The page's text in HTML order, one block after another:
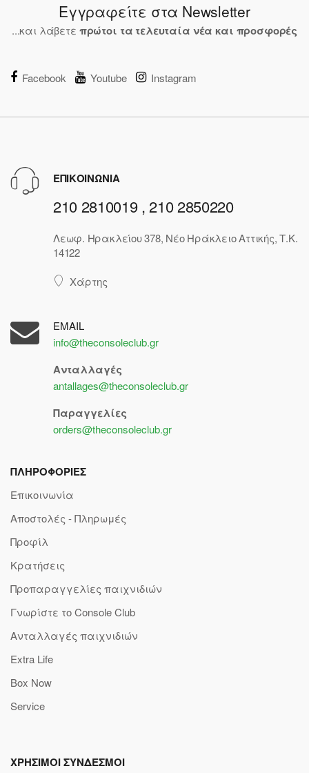
Εγγραφείτε στα Newsletter
...και λάβετε πρώτοι τα τελευταία νέα και προσφορές
Facebook Youtube Instagram
ΕΠΙΚΟΙΝΩΝΙΑ
210 2810019 , 210 2850220
Λεωφ. Ηρακλείου 378, Νέο Ηράκλειο Αττικής, Τ.Κ.
14122
Χάρτης
EMAIL
info@theconsoleclub.gr
Ανταλλαγές
antallages@theconsoleclub.gr
Παραγγελίες
orders@theconsoleclub.gr
ΠΛΗΡΟΦΟΡΙΕΣ
Επικοινωνία
Αποστολές - Πληρωμές
Προφίλ
Κρατήσεις
Προπαραγγελίες παιχνιδιών
Γνωρίστε το Console Club
Ανταλλαγές παιχνιδιών
Extra Life
Box Now
Service
ΧΡΗΣΙΜΟΙ ΣΥΝΔΕΣΜΟΙ